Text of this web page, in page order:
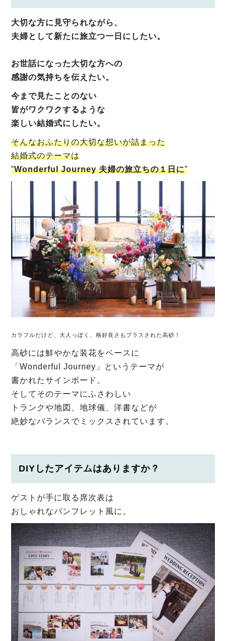
大切な方に見守られながら、
夫婦として新たに旅立つ一日にしたい。
お世話になった大切な方への
感謝の気持ちを伝えたい。
今まで見たことのない
皆がワクワクするような
楽しい結婚式にしたい。
そんなおふたりの大切な想いが詰まった
結婚式のテーマは
”Wonderful Journey 夫婦の旅立ちの１日に”
カラフルだけど、大人っぽく、格好良さもプラスされた高砂！
高砂には鮮やかな装花をベースに
「Wonderful Journey」というテーマが
書かれたサインボード。
そしてそのテーマにふさわしい
トランクや地図、地球儀、洋書などが
絶妙なバランスでミックスされています。
DIYしたアイテムはありますか？
ゲストが手に取る席次表は
おしゃれなパンフレット風に。